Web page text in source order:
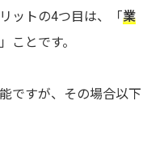
ットの4つ目は、「業
」ことです。
ですが、その場合以下